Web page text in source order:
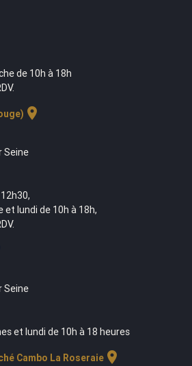
de 10h à 18h
location_on
Seine
et lundi de 10h à 18h,
Seine
et lundi de 10h à 18 heures
Cambo La Roseraielocation_on